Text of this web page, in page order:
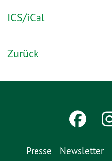
ICS/iCal
Zurück
Presse Newsletter